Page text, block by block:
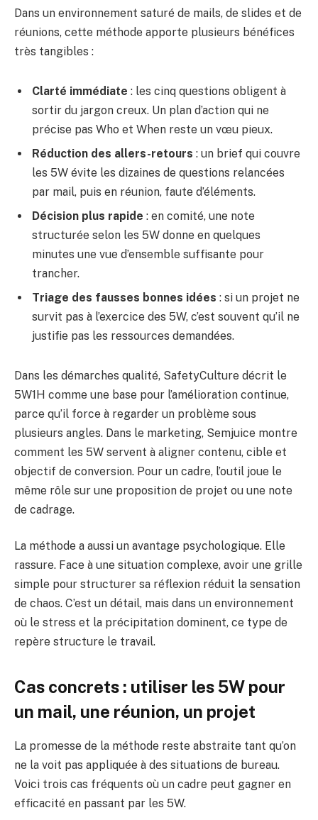
Dans un environnement saturé de mails, de slides et de
réunions, cette méthode apporte plusieurs bénéfices
très tangibles :
Clarté immédiate : les cinq questions obligent à
sortir du jargon creux. Un plan d’action qui ne
précise pas Who et When reste un vœu pieux.
Réduction des allers-retours : un brief qui couvre
les 5W évite les dizaines de questions relancées
par mail, puis en réunion, faute d’éléments.
Décision plus rapide : en comité, une note
structurée selon les 5W donne en quelques
minutes une vue d’ensemble suffisante pour
trancher.
Triage des fausses bonnes idées : si un projet ne
survit pas à l’exercice des 5W, c’est souvent qu’il ne
justifie pas les ressources demandées.
Dans les démarches qualité, SafetyCulture décrit le
5W1H comme une base pour l’amélioration continue,
parce qu’il force à regarder un problème sous
plusieurs angles. Dans le marketing, Semjuice montre
comment les 5W servent à aligner contenu, cible et
objectif de conversion. Pour un cadre, l’outil joue le
même rôle sur une proposition de projet ou une note
de cadrage.
La méthode a aussi un avantage psychologique. Elle
rassure. Face à une situation complexe, avoir une grille
simple pour structurer sa réflexion réduit la sensation
de chaos. C’est un détail, mais dans un environnement
où le stress et la précipitation dominent, ce type de
repère structure le travail.
Cas concrets : utiliser les 5W pour
un mail, une réunion, un projet
La promesse de la méthode reste abstraite tant qu’on
ne la voit pas appliquée à des situations de bureau.
Voici trois cas fréquents où un cadre peut gagner en
efficacité en passant par les 5W.